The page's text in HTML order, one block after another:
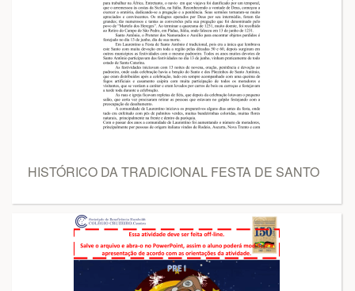
HISTÓRICO DA TRADICIONAL FESTA DE SANTO